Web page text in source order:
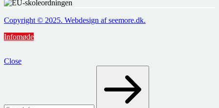
Copyright © 2025. Webdesign af seemore.dk.
Infomøde
Close